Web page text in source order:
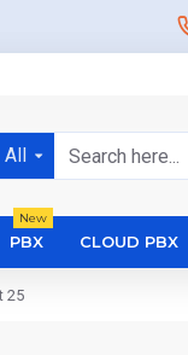
All
PBX
New
CLOUD PBX
25